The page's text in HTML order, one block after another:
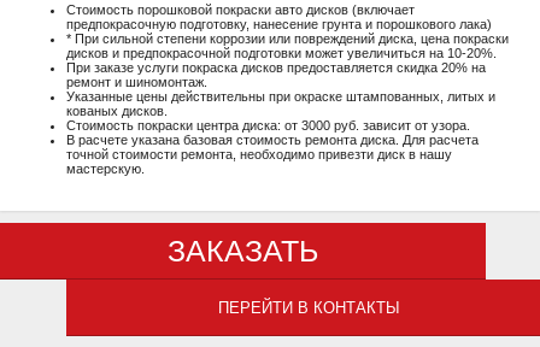
Стоимость порошковой покраски авто дисков (включает
предпокрасочную подготовку, нанесение грунта и порошкового лака)
* При сильной степени коррозии или повреждений диска, цена покраски
дисков и предпокрасочной подготовки может увеличиться на 10-20%.
При заказе услуги покраска дисков предоставляется скидка 20% на
ремонт и шиномонтаж.
Указанные цены действительны при окраске штампованных, литых и
кованых дисков.
Стоимость покраски центра диска: от 3000 руб. зависит от узора.
В расчете указана базовая стоимость ремонта диска. Для расчета
точной стоимости ремонта, необходимо привезти диск в нашу
мастерскую.
ЗАКАЗАТЬ
ПЕРЕЙТИ В КОНТАКТЫ